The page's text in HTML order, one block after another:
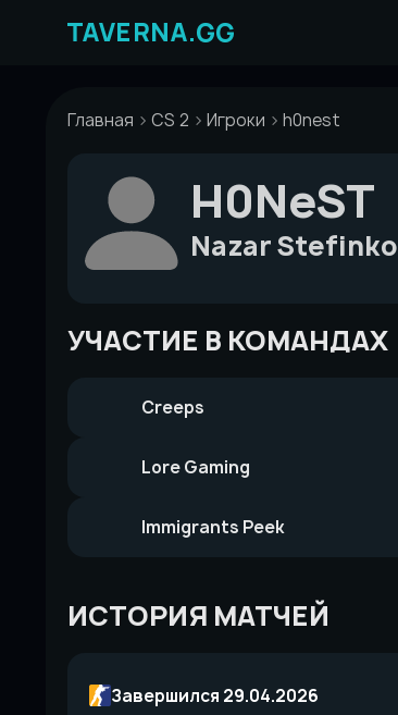
Главная CS 2 Игроки h0nest
H0NeST
Nazar Stefinko
УЧАСТИЕ В КОМАНДАХ
Creeps
Lore Gaming
Immigrants Peek
ИСТОРИЯ МАТЧЕЙ
Завершился 29.04.2026